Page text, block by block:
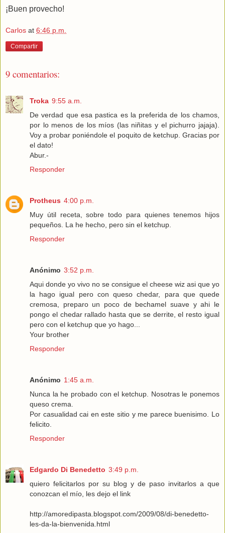
¡Buen provecho!
Carlos at 6:46 p.m.
Compartir
9 comentarios:
Troka 9:55 a.m.
De verdad que esa pastica es la preferida de los chamos,
por lo menos de los míos (las niñitas y el pichurro jajaja).
Voy a probar poniéndole el poquito de ketchup. Gracias por
el dato!
Abur.-
Responder
Protheus 4:00 p.m.
Muy útil receta, sobre todo para quienes tenemos hijos
pequeños. La he hecho, pero sin el ketchup.
Responder
Anónimo 3:52 p.m.
Aqui donde yo vivo no se consigue el cheese wiz asi que yo
la hago igual pero con queso chedar, para que quede
cremosa, preparo un poco de bechamel suave y ahi le
pongo el chedar rallado hasta que se derrite, el resto igual
pero con el ketchup que yo hago...
Your brother
Responder
Anónimo 1:45 a.m.
Nunca la he probado con el ketchup. Nosotras le ponemos
queso crema.
Por casualidad cai en este sitio y me parece buenisimo. Lo
felicito.
Responder
Edgardo Di Benedetto 3:49 p.m.
quiero felicitarlos por su blog y de paso invitarlos a que
conozcan el mío, les dejo el link
http://amoredipasta.blogspot.com/2009/08/di-benedetto-
les-da-la-bienvenida.html